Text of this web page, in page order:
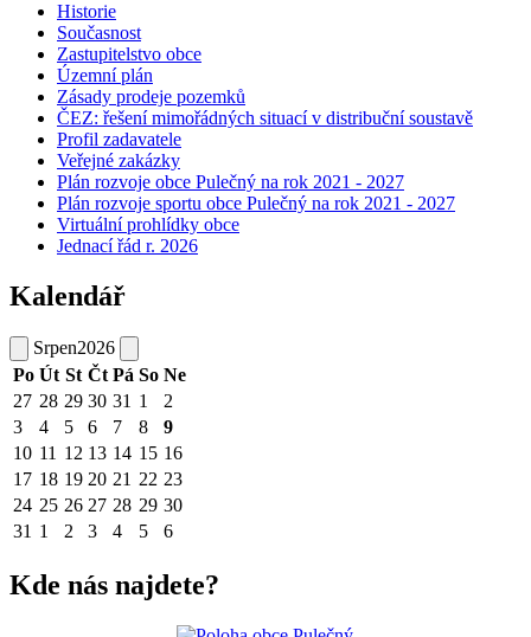
Historie
Současnost
Zastupitelstvo obce
Územní plán
Zásady prodeje pozemků
ČEZ: řešení mimořádných situací v distribuční soustavě
Profil zadavatele
Veřejné zakázky
Plán rozvoje obce Pulečný na rok 2021 - 2027
Plán rozvoje sportu obce Pulečný na rok 2021 - 2027
Virtuální prohlídky obce
Jednací řád r. 2026
Kalendář
Srpen2026
Po Út St Čt Pá So Ne
27 28 29 30 31 1
2
3
4 5 6 7 8
9
10 11 12 13 14 15 16
17 18 19 20 21 22 23
24 25 26 27 28 29 30
31 1 2 3 4 5 6
Kde nás najdete?